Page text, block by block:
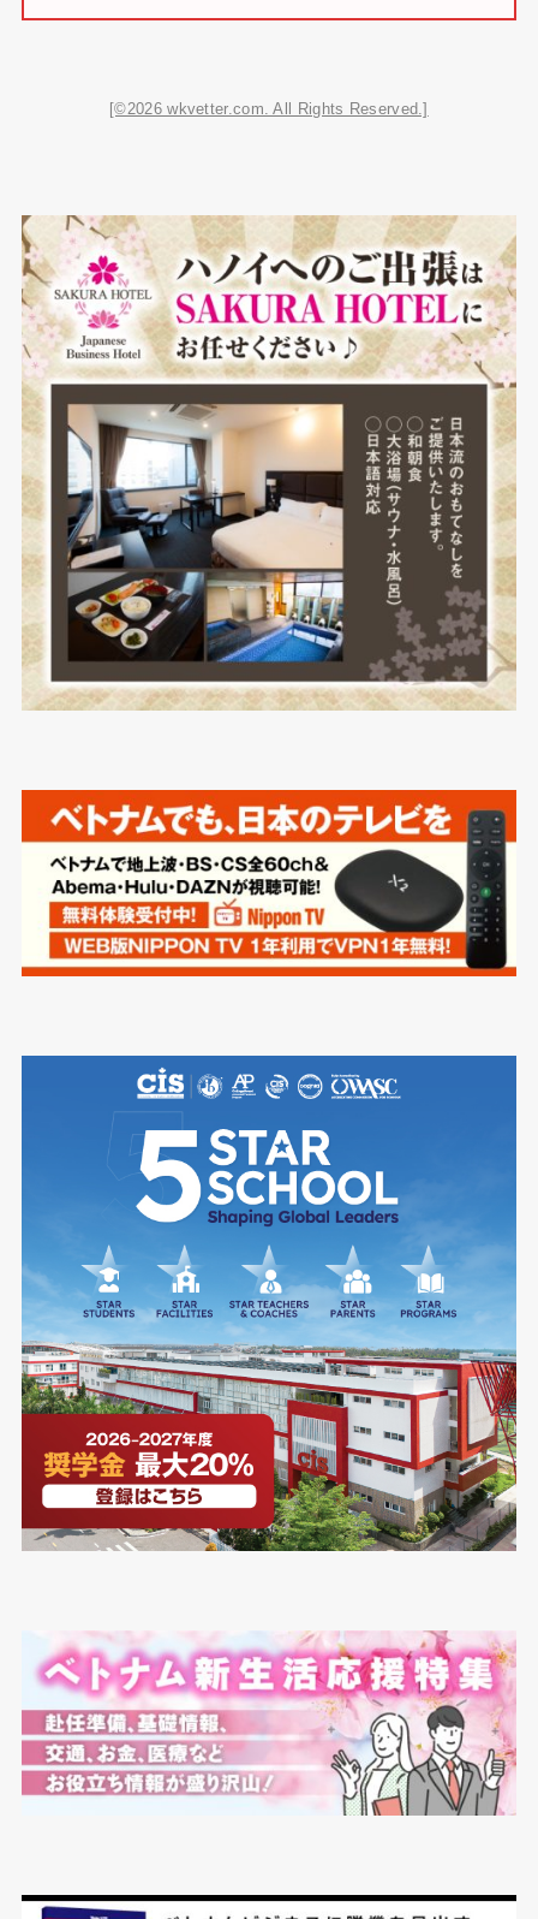
[©2026 wkvetter.com. All Rights Reserved.]